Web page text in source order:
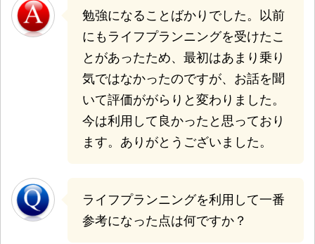
勉強になることばかりでした。以前
にもライフプランニングを受けたこ
とがあったため、最初はあまり乗り
気ではなかったのですが、お話を聞
いて評価ががらりと変わりました。
今は利用して良かったと思っており
ます。ありがとうございました。
ライフプランニングを利用して一番
参考になった点は何ですか？